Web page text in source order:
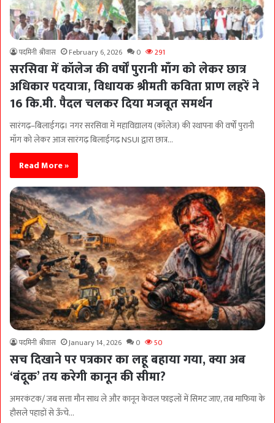
पदमिनी श्रीवास February 6, 2026 0 291
सरसिवा में कॉलेज की वर्षों पुरानी माँग को लेकर छात्र
अधिकार पदयात्रा, विधायक श्रीमती कविता प्राण लहरें ने
16 कि.मी. पैदल चलकर दिया मजबूत समर्थन
सारंगढ़–बिलाईगढ़। नगर सरसिवा में महाविद्यालय (कॉलेज) की स्थापना की वर्षों पुरानी
माँग को लेकर आज सारंगढ़ बिलाईगढ़ NSUI द्वारा छात्र…
Read More »
पदमिनी श्रीवास January 14, 2026 0 50
सच दिखाने पर पत्रकार का लहू बहाया गया, क्या अब
‘बंदूक’ तय करेगी कानून की सीमा?
अमरकंटक/ जब सत्ता मौन साध ले और कानून केवल फाइलों में सिमट जाए, तब माफिया के
हौसले पहाड़ों से ऊँचे…